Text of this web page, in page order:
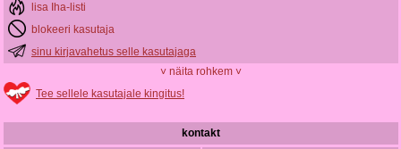
lisa Iha-listi
blokeeri kasutaja
sinu kirjavahetus selle kasutajaga
˅ näita rohkem ˅
Tee sellele kasutajale kingitus!
kontakt